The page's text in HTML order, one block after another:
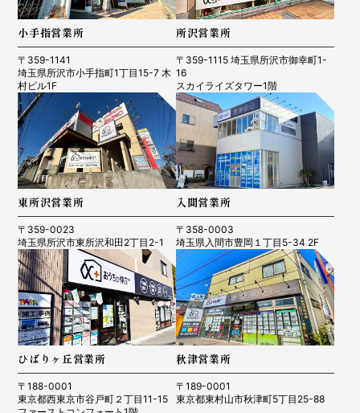
小手指営業所
〒359-1141
埼玉県所沢市小手指町1丁目15-7 木
村ビル1F
所沢営業所
〒359-1115 埼玉県所沢市御幸町1-
16
スカイライズタワー1階
東所沢営業所
〒359-0023
埼玉県所沢市東所沢和田2丁目2-1
入間営業所
〒358-0003
埼玉県入間市豊岡１丁目5-34 2F
ひばりヶ丘営業所
〒188-0001
東京都西東京市谷戸町２丁目11-15
秋津営業所
〒189-0001
東京都東村山市秋津町5丁目25-88